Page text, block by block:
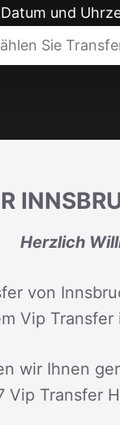
und
Herzlich
von
Vip
wir Ihnen
Vip Transfer